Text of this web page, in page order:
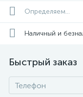
Определяем...
Наличный и
Быстрый заказ